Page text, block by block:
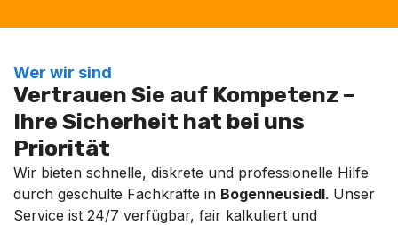
Wer wir sind
Vertrauen Sie auf Kompetenz –
Ihre Sicherheit hat bei uns
Priorität
Wir bieten schnelle, diskrete und professionelle Hilfe
durch geschulte Fachkräfte in Bogenneusiedl. Unser
Service ist 24/7 verfügbar, fair kalkuliert und